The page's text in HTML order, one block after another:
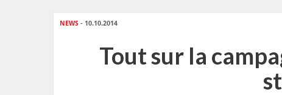
NEWS - 10.10.2014
Tout sur la